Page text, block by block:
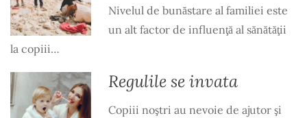
Nivelul de bunăstare al familiei este
un alt factor de influenţă al sănătăţii
la copiii…
Regulile se invata
Copiii noştri au nevoie de ajutor şi